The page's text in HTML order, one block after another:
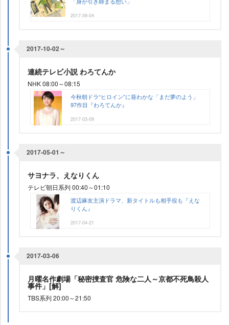
2017-09-04
2017-10-02～
連続テレビ小説 わろてんか
NHK 08:00～08:15
今秋朝ドラ“ヒロイン”に葵わかな「まだ夢のよう」
97作目『わろてんか』
2017-03-09
2017-05-01～
サヨナラ、えなりくん
テレビ朝日系列 00:40～01:10
渡辺麻友主演ドラマ、新タイトルも相手役も『えな
りくん』
2017-04-21
2017-03-06
月曜名作劇場「秘密捜査官 危険な二人～京都不死鳥殺人
事件」[解]
TBS系列 20:00～21:50